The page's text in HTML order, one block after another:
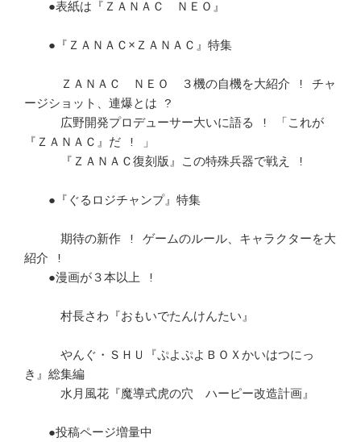
●表紙は『ＺＡＮＡＣ　ＮＥＯ』
●『ＺＡＮＡＣ×ＺＡＮＡＣ』特集
ＺＡＮＡＣ　ＮＥＯ　３機の自機を大紹介 ! チャ
ージショット、連爆とは ?
広野開発プロデューサー大いに語る ! 「これが
『ＺＡＮＡＣ』だ ! 」
『ＺＡＮＡＣ復刻版』この特殊兵器で戦え !
●『ぐるロジチャンプ』特集
期待の新作 ! ゲームのルール、キャラクターを大
紹介 !
●漫画が３本以上 !
村長さわ『おもいでたんけんたい』
やんぐ・ＳＨＵ『ぷよぷよＢＯＸかいはつにっ
き』総集編
水月風花『魔導式虎の穴　ハーピー改造計画』
●投稿ページ増量中